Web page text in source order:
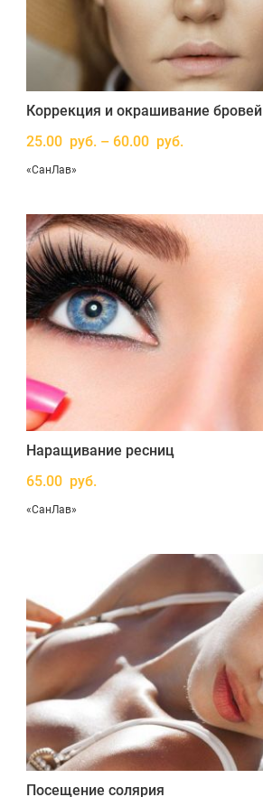
Коррекция и окрашивание бровей
25.00 руб. – 60.00 руб.
«СанЛав»
Наращивание ресниц
65.00 руб.
«СанЛав»
Посещение солярия